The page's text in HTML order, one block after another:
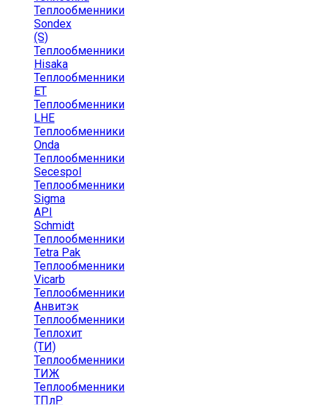
Теплообменники
Sondex
(S)
Теплообменники
Hisaka
Теплообменники
ЕТ
Теплообменники
LHE
Теплообменники
Onda
Теплообменники
Secespol
Теплообменники
Sigma
API
Schmidt
Теплообменники
Tetra Pak
Теплообменники
Vicarb
Теплообменники
Анвитэк
Теплообменники
Теплохит
(ТИ)
Теплообменники
ТИЖ
Теплообменники
ТПлР